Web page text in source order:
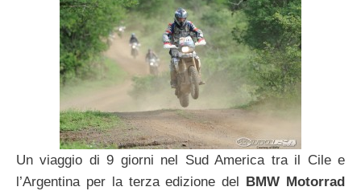
Un viaggio di 9 giorni nel Sud America tra il Cile e
l’Argentina per la terza edizione del BMW Motorrad